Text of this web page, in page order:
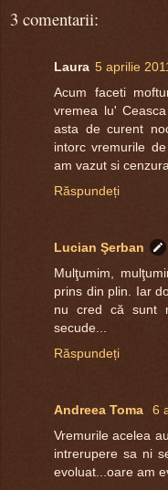
3 comentarii:
Laura 5 aprilie
Acum faceti
vremea lu'
asta de curent
intorc vremurile
am vazut si
Răspundeți
Lucian Şerban
Mulţumim,
prins din plin. Iar
nu cred că sunt
secude...
Răspundeți
Andreea Toma
6
Vremurile acelea
intrerupere sa ni
evoluat...oare am